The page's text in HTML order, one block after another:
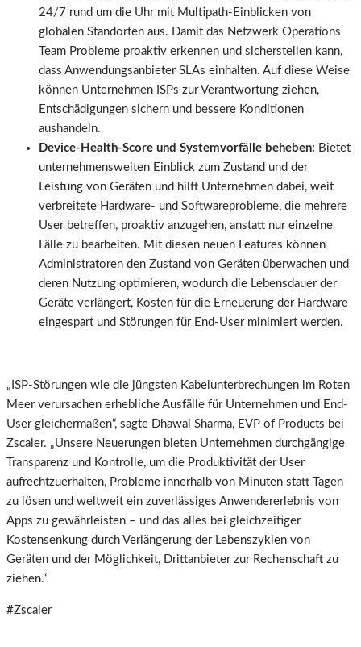
24/7 rund um die Uhr mit Multipath-Einblicken von
globalen Standorten aus. Damit das Netzwerk Operations
Team Probleme proaktiv erkennen und sicherstellen kann,
dass Anwendungsanbieter SLAs einhalten. Auf diese Weise
können Unternehmen ISPs zur Verantwortung ziehen,
Entschädigungen sichern und bessere Konditionen
aushandeln.
Device-Health-Score und Systemvorfälle beheben: Bietet
unternehmensweiten Einblick zum Zustand und der
Leistung von Geräten und hilft Unternehmen dabei, weit
verbreitete Hardware- und Softwareprobleme, die mehrere
User betreffen, proaktiv anzugehen, anstatt nur einzelne
Fälle zu bearbeiten. Mit diesen neuen Features können
Administratoren den Zustand von Geräten überwachen und
deren Nutzung optimieren, wodurch die Lebensdauer der
Geräte verlängert, Kosten für die Erneuerung der Hardware
eingespart und Störungen für End-User minimiert werden.
„ISP-Störungen wie die jüngsten Kabelunterbrechungen im Roten
Meer verursachen erhebliche Ausfälle für Unternehmen und End-
User gleichermaßen“, sagte Dhawal Sharma, EVP of Products bei
Zscaler. „Unsere Neuerungen bieten Unternehmen durchgängige
Transparenz und Kontrolle, um die Produktivität der User
aufrechtzuerhalten, Probleme innerhalb von Minuten statt Tagen
zu lösen und weltweit ein zuverlässiges Anwendererlebnis von
Apps zu gewährleisten – und das alles bei gleichzeitiger
Kostensenkung durch Verlängerung der Lebenszyklen von
Geräten und der Möglichkeit, Drittanbieter zur Rechenschaft zu
ziehen.“
#Zscaler